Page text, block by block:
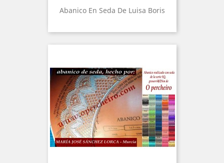
Abanico En Seda De Luisa Boris